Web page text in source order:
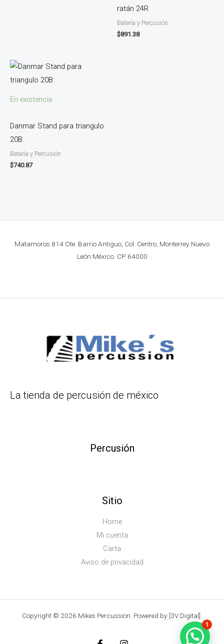
ratán 24R
Batería y Percusión
$891.38
En existencia
Danmar Stand para triangulo
20B
Batería y Percusión
$740.87
Matamoros 814 Ote. Barrio Antiguo, Col. Centro, Monterrey Nuevo
León México. CP. 64000
La tienda de percusión de méxico
Percusión
Sitio
Home
Mi cuenta
Carta
Aviso de privacidad
Copyright © 2026 Mikes Percussion. Powered by [3V Digital].
1